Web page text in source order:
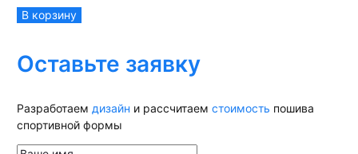
В корзину
Оставьте заявку
Разработаем дизайн и рассчитаем стоимость пошива
спортивной формы